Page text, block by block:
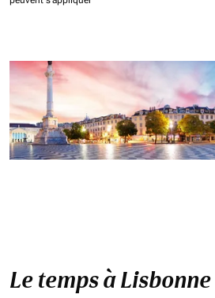
Le temps à Lisbonne